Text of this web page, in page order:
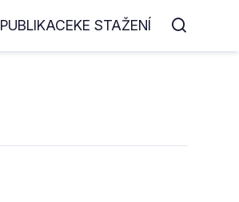
PUBLIKACEKE STAŽENÍ